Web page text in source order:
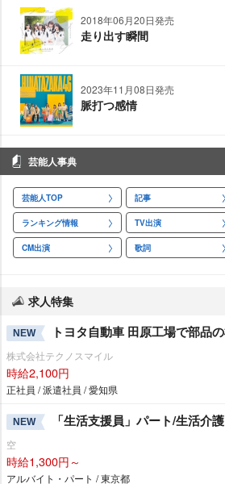
2018年06月20日発売
走り出す瞬間
2023年11月08日発売
脈打つ感情
芸能人事典
芸能人TOP 記事
ランキング情報 TV出演
CM出演 歌詞
求人特集
NEW トヨタ自動車 田原工場で部品
株式会社テクノスマイル
時給2,100円
正社員 / 派遣社員 / 愛知県
NEW 「生活支援員」パート/生活介護
空
時給1,300円～
アルバイト・パート / 東京都